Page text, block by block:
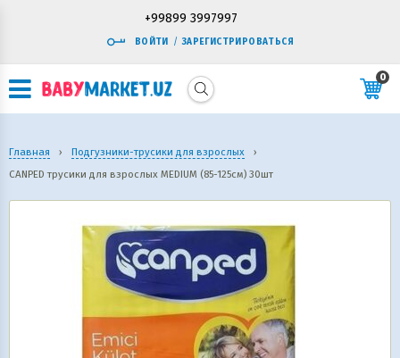
+99899 3997997
ВОЙТИ / ЗАРЕГИСТРИРОВАТЬСЯ
0
Главная › Подгузники-трусики для взрослых
›
CANPED трусики для взрослых MEDIUM (85-125см) 30шт